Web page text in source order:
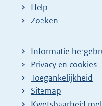
Help
Zoeken
Informatie
Privacy en cookies
Toegankelijkheid
Sitemap
E
Kwetsbaarheid